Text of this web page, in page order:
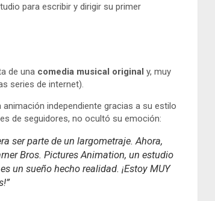
para escribir y dirigir su primer
de una comedia musical original y, muy
series de internet).
independiente gracias a su estilo
de seguidores, no ocultó su emoción:
ser parte de un largometraje. Ahora,
Bros. Pictures Animation, un estudio
un sueño hecho realidad. ¡Estoy MUY